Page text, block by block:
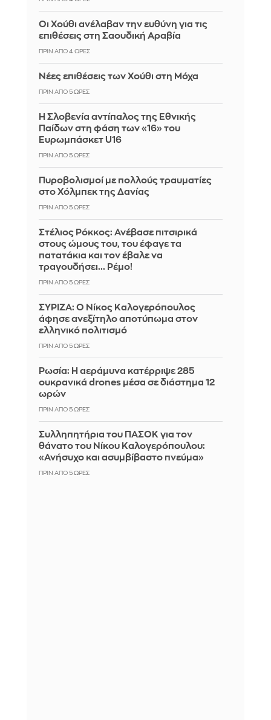
Οι Χούθι ανέλαβαν την ευθύνη για τις
επιθέσεις στη Σαουδική Αραβία
ΠΡΙΝ ΑΠΌ 4 ΏΡΕΣ
Νέες επιθέσεις των Χούθι στη Μόχα
ΠΡΙΝ ΑΠΌ 5 ΏΡΕΣ
Η Σλοβενία αντίπαλος της Εθνικής
Παίδων στη φάση των «16» του
Ευρωμπάσκετ U16
ΠΡΙΝ ΑΠΌ 5 ΏΡΕΣ
Πυροβολισμοί με πολλούς τραυματίες
στο Χόλμπεκ της Δανίας
ΠΡΙΝ ΑΠΌ 5 ΏΡΕΣ
Στέλιος Ρόκκος: Ανέβασε πιτσιρικά
στους ώμους του, του έφαγε τα
πατατάκια και τον έβαλε να
τραγουδήσει... Ρέμο!
ΠΡΙΝ ΑΠΌ 5 ΏΡΕΣ
ΣΥΡΙΖΑ: Ο Νίκος Καλογερόπουλος
άφησε ανεξίτηλο αποτύπωμα στον
ελληνικό πολιτισμό
ΠΡΙΝ ΑΠΌ 5 ΏΡΕΣ
Ρωσία: Η αεράμυνα κατέρριψε 285
ουκρανικά drones μέσα σε διάστημα 12
ωρών
ΠΡΙΝ ΑΠΌ 5 ΏΡΕΣ
Συλληπητήρια του ΠΑΣΟΚ για τον
θάνατο του Νίκου Καλογερόπουλου:
«Ανήσυχο και ασυμβίβαστο πνεύμα»
ΠΡΙΝ ΑΠΌ 5 ΏΡΕΣ